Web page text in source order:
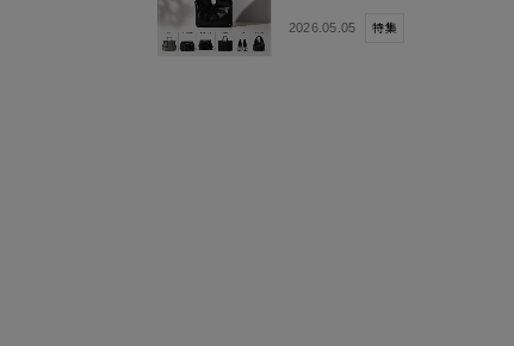
2026.05.05 特集